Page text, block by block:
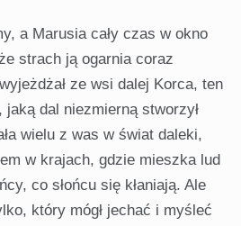
a Marusia cały czas w okno
strach ją ogarnia coraz
ze wsi dalej Korca, ten
dal niezmierną stworzył
wielu z was w świat daleki,
w krajach, gdzie mieszka lud
co słońcu się kłaniają. Ale
który mógł jechać i myśleć